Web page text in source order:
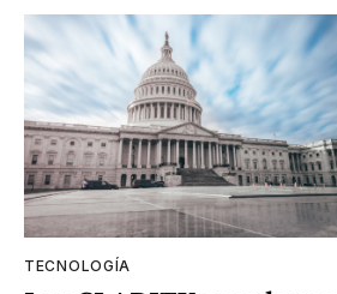
TECNOLOGÍA